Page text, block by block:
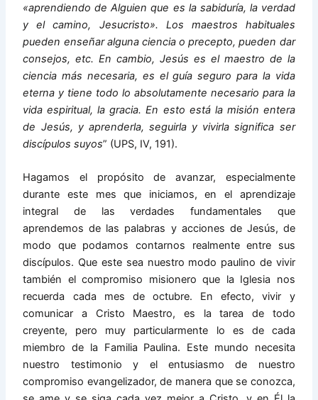
«aprendiendo de Alguien que es la sabiduría, la verdad
y el camino, Jesucristo». Los maestros habituales
pueden enseñar alguna ciencia o precepto, pueden dar
consejos, etc. En cambio, Jesús es el maestro de la
ciencia más necesaria, es el guía seguro para la vida
eterna y tiene todo lo absolutamente necesario para la
vida espiritual, la gracia. En esto está la misión entera
de Jesús, y aprenderla, seguirla y vivirla significa ser
discípulos suyos” (UPS, IV, 191).
Hagamos el propósito de avanzar, especialmente
durante este mes que iniciamos, en el aprendizaje
integral de las verdades fundamentales que
aprendemos de las palabras y acciones de Jesús, de
modo que podamos contarnos realmente entre sus
discípulos. Que este sea nuestro modo paulino de vivir
también el compromiso misionero que la Iglesia nos
recuerda cada mes de octubre. En efecto, vivir y
comunicar a Cristo Maestro, es la tarea de todo
creyente, pero muy particularmente lo es de cada
miembro de la Familia Paulina. Este mundo necesita
nuestro testimonio y el entusiasmo de nuestro
compromiso evangelizador, de manera que se conozca,